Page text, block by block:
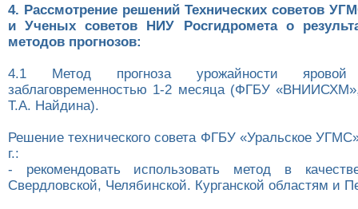
4. Рассмотрение решений Технических советов
и Ученых советов НИУ Росгидромета о
методов прогнозов:
4.1 Метод прогноза урожайности
заблаговременностью 1-2 месяца (ФГБУ
Т.А. Найдина).
Решение технического совета ФГБУ «Уральское
г.:
- рекомендовать использовать метод в
Свердловской, Челябинской. Курганской областям и